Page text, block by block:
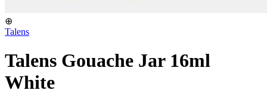
⊕
Talens
Talens Gouache Jar 16ml
White